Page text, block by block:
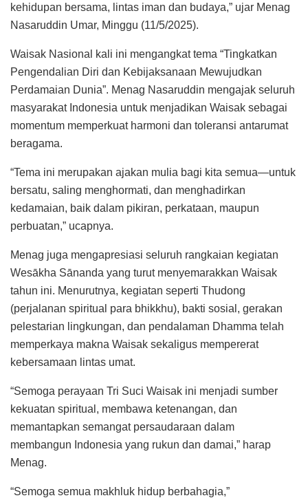
kehidupan bersama, lintas iman dan budaya,” ujar Menag
Nasaruddin Umar, Minggu (11/5/2025).
Waisak Nasional kali ini mengangkat tema “Tingkatkan
Pengendalian Diri dan Kebijaksanaan Mewujudkan
Perdamaian Dunia”. Menag Nasaruddin mengajak seluruh
masyarakat Indonesia untuk menjadikan Waisak sebagai
momentum memperkuat harmoni dan toleransi antarumat
beragama.
“Tema ini merupakan ajakan mulia bagi kita semua—untuk
bersatu, saling menghormati, dan menghadirkan
kedamaian, baik dalam pikiran, perkataan, maupun
perbuatan,” ucapnya.
Menag juga mengapresiasi seluruh rangkaian kegiatan
Wesākha Sānanda yang turut menyemarakkan Waisak
tahun ini. Menurutnya, kegiatan seperti Thudong
(perjalanan spiritual para bhikkhu), bakti sosial, gerakan
pelestarian lingkungan, dan pendalaman Dhamma telah
memperkaya makna Waisak sekaligus mempererat
kebersamaan lintas umat.
“Semoga perayaan Tri Suci Waisak ini menjadi sumber
kekuatan spiritual, membawa ketenangan, dan
memantapkan semangat persaudaraan dalam
membangun Indonesia yang rukun dan damai,” harap
Menag.
“Semoga semua makhluk hidup berbahagia,”